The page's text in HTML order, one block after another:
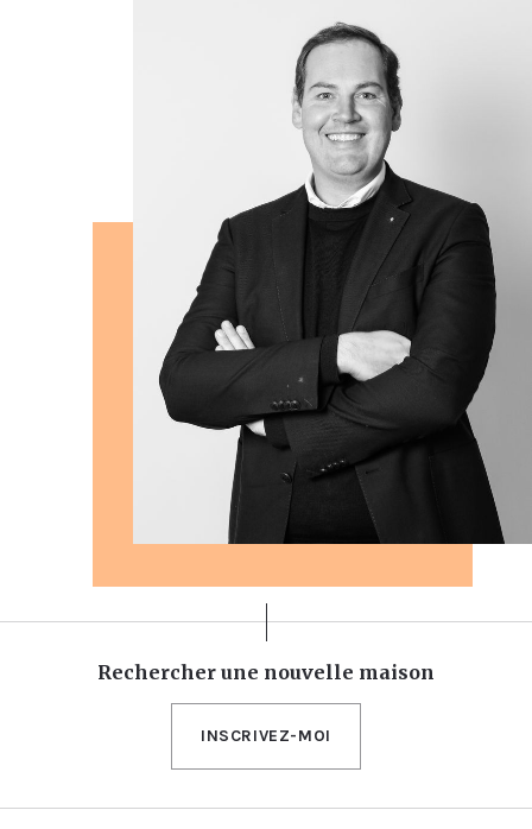
Rechercher une nouvelle maison
INSCRIVEZ-MOI